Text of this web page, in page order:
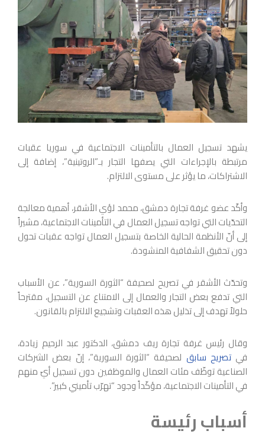
يشهد تسجيل العمال بالتأمينات الاجتماعية في سوريا عقبات
مرتبطة بالإجراءات التي يصفها التجار بـ”الروتينية”، إضافة إلى
الاشتراكات، ما يؤثر على مستوى الالتزام.
وأكّد عضو غرفة تجارة دمشق، محمد لؤي الأشقر، أهمية معالجة
التحدّيات التي تواجه تسجيل العمال في التأمينات الاجتماعية، مشيراً
إلى أنّ الأنظمة الحالية الخاصة بتسجيل العمال تواجه عقبات تحول
دون تحقيق الشفافية المنشودة.
وتحدّث الأشقر في تصريح لصحيفة “الثورة السورية”، عن الأسباب
التي تدفع بعض التجار والعمال إلى الامتناع عن التسجيل، مقترحاً
حلولاً تهدف إلى تذليل هذه العقبات وتشجيع الالتزام بالقانون.
وقال رئيس غرفة تجارة ريف دمشق، الدكتور عبد الرحيم زيادة،
فيتصريح سابق لصحيفة “الثورة السورية”، إنّ بعض الشركات
الصناعية توظّف مئات العمال والموظفين دون تسجيل أيّ منهم
في التأمينات الاجتماعية، مؤكّداً وجود “تهرّب تأميني كبير”.
أسباب رئيسة